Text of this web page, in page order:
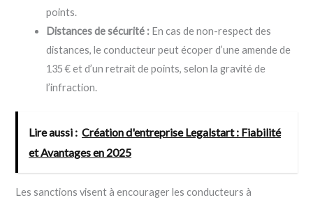
points.
Distances de sécurité : En cas de non-respect des
distances, le conducteur peut écoper d’une amende de
135 € et d’un retrait de points, selon la gravité de
l’infraction.
Lire aussi : Création d'entreprise Legalstart : Fiabilité
et Avantages en 2025
Les sanctions visent à encourager les conducteurs à